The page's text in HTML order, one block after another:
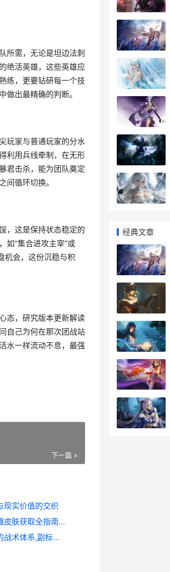
所需，无论是坦边法刺
绝活英雄，这些英雄应
练，更要钻研每一个技
做出最精确的判断。
玩家与普通玩家的分水
利用兵线牵制，在无形
君击杀，能为团队奠定
间循环切换。
，这是保持状态稳定的
如“集合进攻主宰”或
机会，这份沉稳与积
态，研究版本更新解读
自己为何在那次团战站
水一样流动不息，最强
下一篇 »
现实价值的交织
和平精英小黄鸭在哪里买，萌趣皮肤获取全指南，副标题，资深玩家的寻鸭之旅与实战心得
和平精英有多少狙，火力覆盖的战术体系,副标题，狙击武器深度解析与战场应用
经典文章